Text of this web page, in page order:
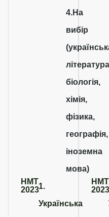
4.На
вибір
біологія,
хімія,
фізика,
географія,
іноземна
мова)
НМТ
20231.
Українська
НМТ
2023